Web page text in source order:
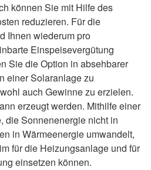
können Sie mit Hilfe des
reduzieren. Für die
Ihnen wiederum pro
Einspeisevergütung
Sie die Option in absehbarer
einer Solaranlage zu
auch Gewinne zu erzielen.
erzeugt werden. Mithilfe einer
die Sonnenenergie nicht in
in Wärmeenergie umwandelt,
für die Heizungsanlage und für
einsetzen können.